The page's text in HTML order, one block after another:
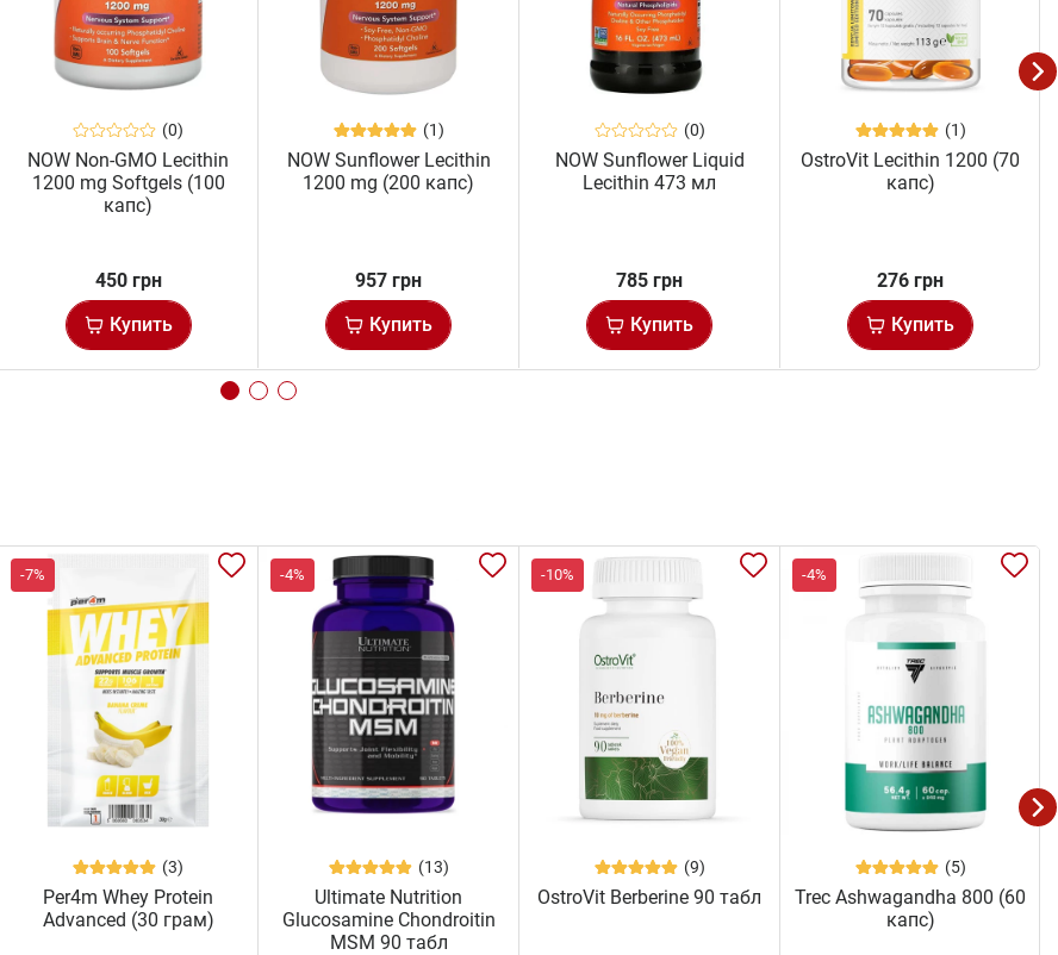
(0)
NOW Non-GMO Lecithin
1200 mg Softgels (100
капс)
450 грн
Купить
(1)
NOW Sunflower Lecithin
1200 mg (200 капс)
957 грн
Купить
(0)
NOW Sunflower Liquid
Lecithin 473 мл
785 грн
Купить
(1)
OstroVit Lecithin 1200 (70
капс)
276 грн
Купить
-7%
(3)
Per4m Whey Protein
Advanced (30 грам)
-4%
(13)
Ultimate Nutrition
Glucosamine Chondroitin
MSM 90 табл
-10%
(9)
OstroVit Berberine 90 табл
-4%
(5)
Trec Ashwagandha 800 (60
капс)